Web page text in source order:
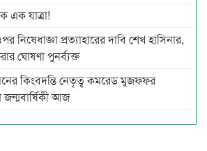
এক যাত্রা!
নিষেধাজ্ঞা প্রত্যাহারের দাবি শেখ হাসিনার,
ঘোষণা পুনর্ব্যক্ত
কিংবদন্তি নেতৃত্ব কমরেড মুজফ্ফর
আজ